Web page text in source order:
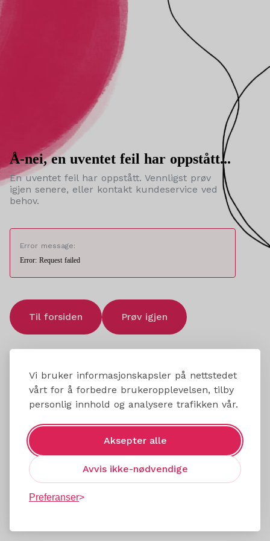
Vi bruker informasjonskapsler på nettstedet
vårt for å forbedre brukeropplevelsen, tilby
personlig innhold og analysere trafikken vår.
Aksepter alle
Avvis ikke-nødvendige
Preferanser
Å-nei, en uventet feil har oppstått...
En uventet feil har oppstått. Vennligst prøv
igjen senere, eller kontakt kundeservice ved
behov.
Error message:
Error: Request failed
Til forsiden Prøv igjen